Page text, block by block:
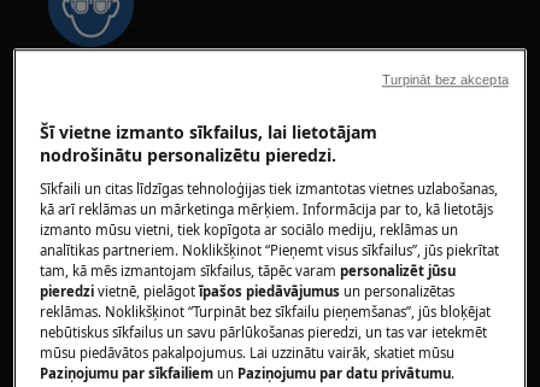
Ja veicat apkopes vai remonta darbus, kuros
BRĪDINĀJUMS!SASPIEŠANAS RISKS
Šī vietne izmanto sīkfailus, lai lietotājam
nodrošinātu personalizētu pieredzi.
Sīkfaili un citas līdzīgas tehnoloģijas tiek izmantotas vietnes uzlabošanas,
kā arī reklāmas un mārketinga mērķiem. Informācija par to, kā lietotājs
izmanto mūsu vietni, tiek kopīgota ar sociālo mediju, reklāmas un
analītikas partneriem. Noklikšķinot “Pieņemt visus sīkfailus”, jūs piekrītat
tam, kā mēs izmantojam sīkfailus, tāpēc varampersonalizēt jūsu
pieredzivietnē, pielāgotīpašos piedāvājumus un personalizētas
reklāmas. Noklikšķinot “Turpināt bez sīkfailu pieņemšanas”, jūs bloķējat
nebūtiskus sīkfailus un savu pārlūkošanas pieredzi, un tas var ietekmēt
mūsu piedāvātos pakalpojumus. Lai uzzinātu vairāk, skatiet mūsu
Paziņojumu par sīkfailiem un Paziņojumu par datu privātumu.
Turpināt bez akcepta